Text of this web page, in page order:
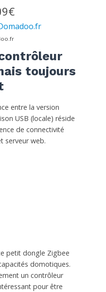
toujours
entre la version
USB (locale) réside
de connectivité
serveur web.
petit dongle Zigbee
domotiques.
un contrôleur
pour être